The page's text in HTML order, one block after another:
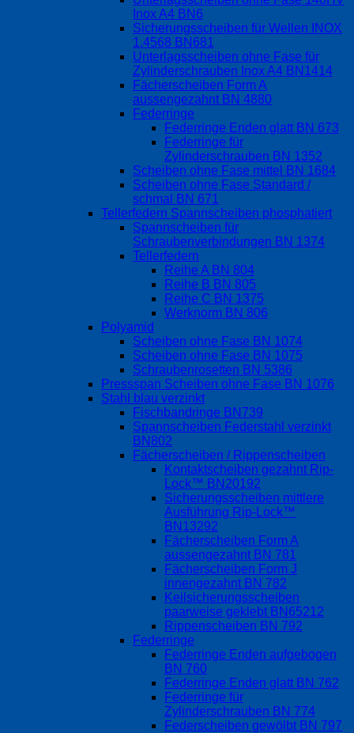
Inox A4 BN6
Sicherungsscheiben für Wellen INOX
1.4568 BN681
Unterlagsscheiben ohne Fase für
Zylinderschrauben Inox A4 BN1414
Fächerscheiben Form A
aussengezahnt BN 4880
Federringe
Federringe Enden glatt BN 673
Federringe für
Zylinderschrauben BN 1352
Scheiben ohne Fase mittel BN 1684
Scheiben ohne Fase Standard /
schmal BN 671
Tellerfedern Spannscheiben phosphatiert
Spannscheiben für
Schraubenverbindungen BN 1374
Tellerfedern
Reihe A BN 804
Reihe B BN 805
Reihe C BN 1375
Werknorm BN 806
Polyamid
Scheiben ohne Fase BN 1074
Scheiben ohne Fase BN 1075
Schraubenrosetten BN 5386
Pressspan Scheiben ohne Fase BN 1076
Stahl blau verzinkt
Fischbandringe BN739
Spannscheiben Federstahl verzinkt
BN802
Fächerscheiben / Rippenscheiben
Kontaktscheiben gezahnt Rip-
Lock™ BN20192
Sicherungsscheiben mittlere
Ausführung Rip-Lock™
BN13292
Fächerscheiben Form A
aussengezahnt BN 781
Fächerscheiben Form J
innengezahnt BN 782
Keilsicherungsscheiben
paarweise geklebt BN65212
Rippenscheiben BN 792
Federringe
Federringe Enden aufgebogen
BN 760
Federringe Enden glatt BN 762
Federringe für
Zylinderschrauben BN 774
Federscheiben gewölbt BN 797